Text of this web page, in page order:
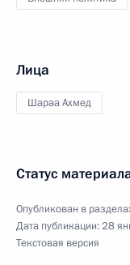
Лица
Шараа Ахмед
Статус
Опубликован в
Дата публикации:28
Текстовая версия